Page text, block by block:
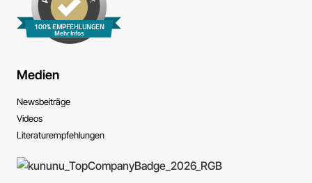
100% EMPFEHLUNGEN
Mehr Infos
Medien
News­beiträge
Videos
Literatur­empfehlungen